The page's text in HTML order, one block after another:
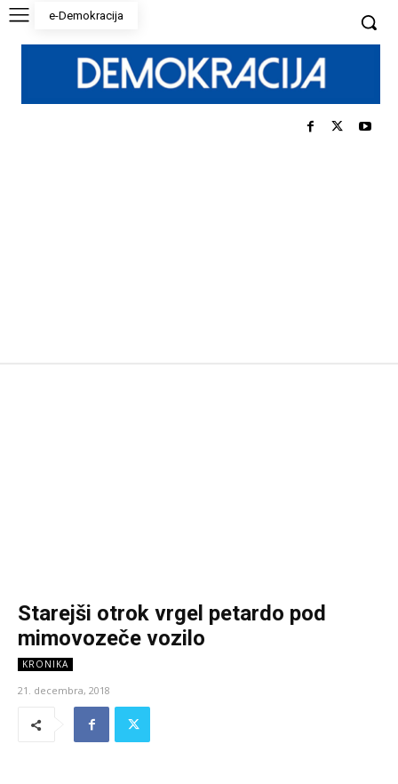
e-Demokracija
Starejši otrok vrgel petardo pod
mimovozeče vozilo
KRONIKA
21. decembra, 2018